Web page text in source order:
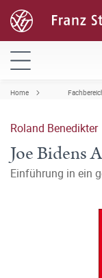
Home
Roland Benedikter
Joe Bidens
Einführung in ein